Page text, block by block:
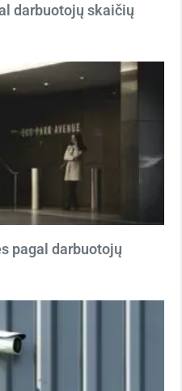
darbuotojų skaičių
pagal darbuotojų